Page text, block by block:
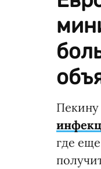
Пекину
где